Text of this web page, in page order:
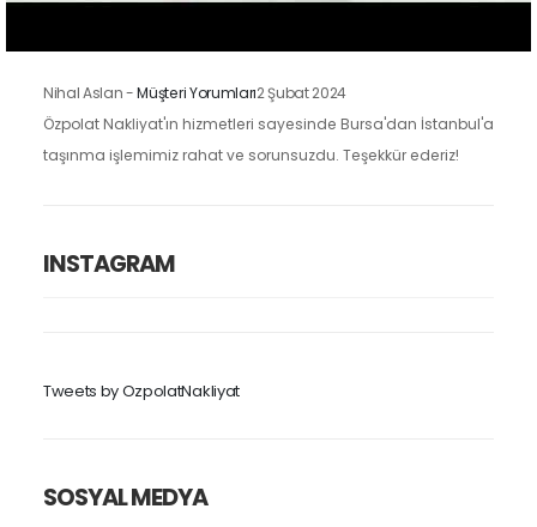
Nihal Aslan-Müşteri Yorumları2 Şubat 2024
Özpolat Nakliyat'ın hizmetleri sayesinde Bursa'dan İstanbul'a
taşınma işlemimiz rahat ve sorunsuzdu. Teşekkür ederiz!
INSTAGRAM
Tweets by OzpolatNakliyat
SOSYAL MEDYA